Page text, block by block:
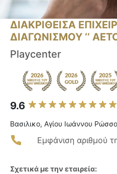
ΔΙΑΚΡΙΘΕΙΣΑ
ΔΙΑΓΩΝΙΣΜΟΥ ‘’
Playcenter
9.6
Βασιλικο, Αγίου Ιωάννου
Εμφάνιση αριθμού
Σχετικά με την εταιρεία: